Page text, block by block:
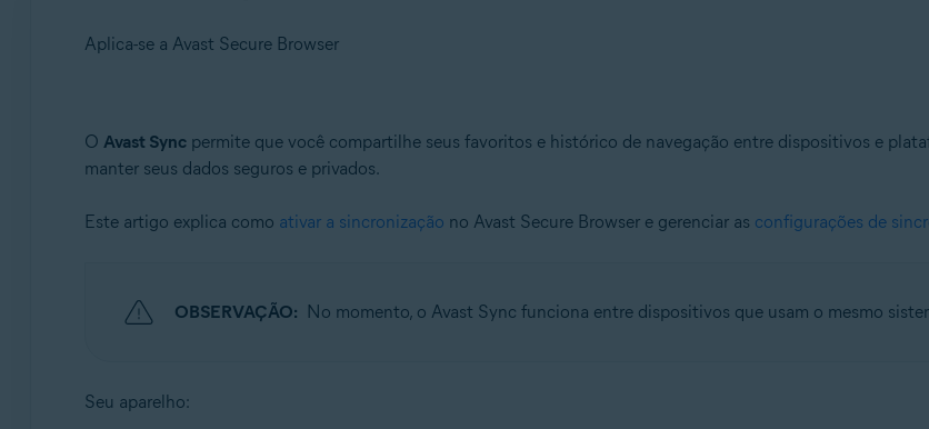
Aplica-se a Avast Secure Browser
Produtos:
Avast Secure Browser
Sistemas operacionais:
O Avast Syncpermite que você compartilhe seus favoritos e histórico de navegação entre dispositivos e
manter seus dados seguros e privados.
Este artigo explica como ativar a sincronização no Avast Secure Browser e gerenciar as configurações de
OBSERVAÇÃO: No momento, o Avast Sync funciona entre dispositivos que usam o mesmo
Seu aparelho: